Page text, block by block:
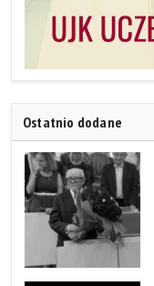
Ostatnio dodane